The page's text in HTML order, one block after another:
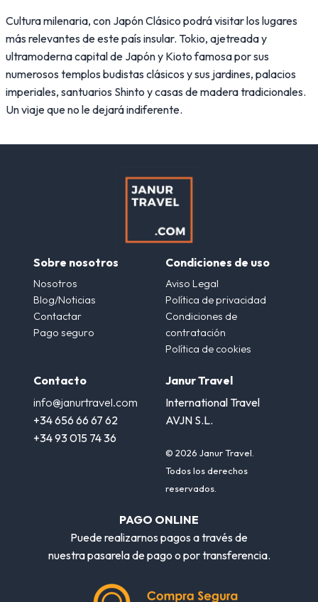
Cultura milenaria, con Japón Clásico podrá visitar los lugares
más relevantes de este país insular. Tokio, ajetreada y
ultramoderna capital de Japón y Kioto famosa por sus
numerosos templos budistas clásicos y sus jardines, palacios
imperiales, santuarios Shinto y casas de madera tradicionales.
Un viaje que no le dejará indiferente.
Sobre nosotros
Nosotros
Blog/Noticias
Contactar
Pago seguro
Condiciones de uso
Aviso Legal
Política de privacidad
Condiciones de
contratación
Política de cookies
Contacto
info@janurtravel.com
+34 656 66 67 62
+34 93 015 74 36
Janur Travel
International Travel
AVJN S.L.
© 2026 Janur Travel.
Todos los derechos
reservados.
PAGO ONLINE
Puede realizarnos pagos a través de
nuestra pasarela de pago o por transferencia.